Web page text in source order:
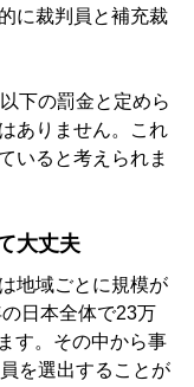
に裁判員と補充裁
下の罰金と定めら
ありません。これ
いると考えられま
大丈夫
地域ごとに規模が
日本全体で23万
す。その中から事
を選出することが